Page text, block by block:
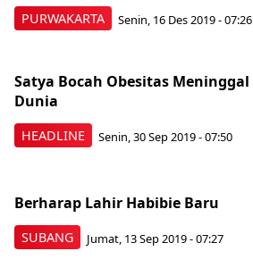
PURWAKARTA Senin, 16 Des 2019 - 07:26
HEADLINE
Satya Bocah Obesitas Meninggal
Dunia
Senin, 30 Sep 2019 - 07:50
SUBANG
Berharap Lahir Habibie Baru
Jumat, 13 Sep 2019 - 07:27